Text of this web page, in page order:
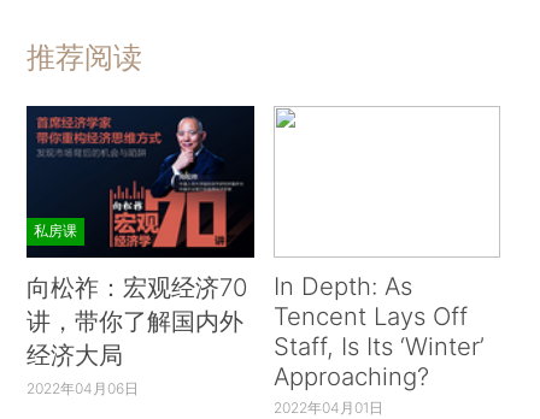
推荐阅读
私房课
向松祚：宏观经济70
讲，带你了解国内外
经济大局
2022年04月06日
In Depth: As
Tencent Lays Off
Staff, Is Its ‘Winter’
Approaching?
2022年04月01日